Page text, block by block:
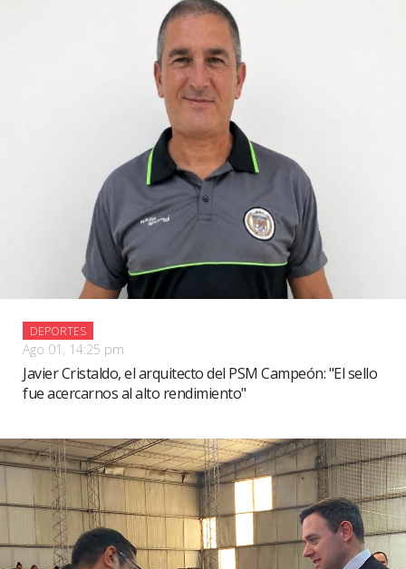
DEPORTES
Ago 01, 14:25 pm
Javier Cristaldo, el arquitecto del PSM Campeón: "El sello
fue acercarnos al alto rendimiento"